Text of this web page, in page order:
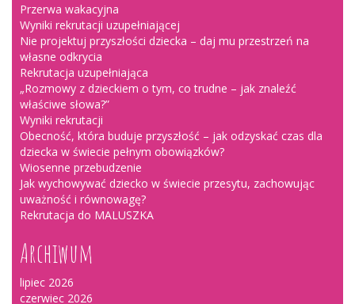
Przerwa wakacyjna
Wyniki rekrutacji uzupełniającej
Nie projektuj przyszłości dziecka – daj mu przestrzeń na
własne odkrycia
Rekrutacja uzupełniająca
„Rozmowy z dzieckiem o tym, co trudne – jak znaleźć
właściwe słowa?”
Wyniki rekrutacji
Obecność, która buduje przyszłość – jak odzyskać czas dla
dziecka w świecie pełnym obowiązków?
Wiosenne przebudzenie
Jak wychowywać dziecko w świecie przesytu, zachowując
uważność i równowagę?
Rekrutacja do MALUSZKA
Archiwum
lipiec 2026
czerwiec 2026